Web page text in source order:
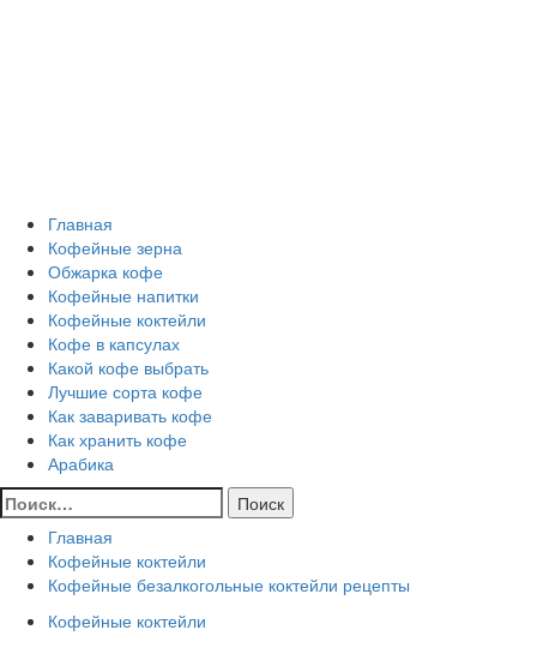
Главная
Кофейные зерна
Обжарка кофе
Кофейные напитки
Кофейные коктейли
Кофе в капсулах
Какой кофе выбрать
Лучшие сорта кофе
Как заваривать кофе
Как хранить кофе
Арабика
Найти:
Главная
Кофейные коктейли
Кофейные безалкогольные коктейли рецепты
Кофейные коктейли